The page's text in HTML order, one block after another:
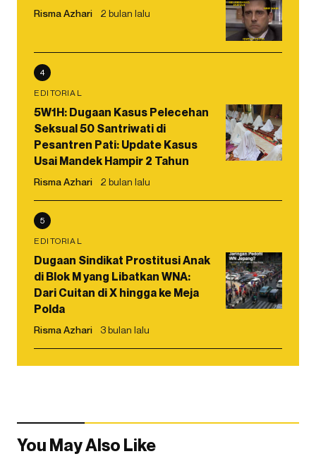
Risma Azhari 2 bulan lalu
4
EDITORIAL
5W1H: Dugaan Kasus Pelecehan
Seksual 50 Santriwati di
Pesantren Pati: Update Kasus
Usai Mandek Hampir 2 Tahun
Risma Azhari 2 bulan lalu
5
EDITORIAL
Dugaan Sindikat Prostitusi Anak
di Blok M yang Libatkan WNA:
Dari Cuitan di X hingga ke Meja
Polda
Risma Azhari 3 bulan lalu
You May Also Like